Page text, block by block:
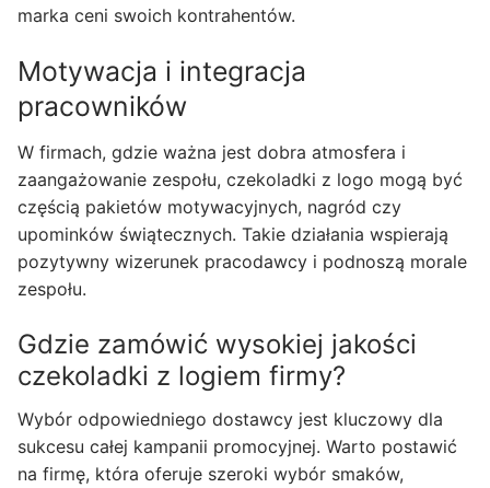
marka ceni swoich kontrahentów.
Motywacja i integracja
pracowników
W firmach, gdzie ważna jest dobra atmosfera i
zaangażowanie zespołu, czekoladki z logo mogą być
częścią pakietów motywacyjnych, nagród czy
upominków świątecznych. Takie działania wspierają
pozytywny wizerunek pracodawcy i podnoszą morale
zespołu.
Gdzie zamówić wysokiej jakości
czekoladki z logiem firmy?
Wybór odpowiedniego dostawcy jest kluczowy dla
sukcesu całej kampanii promocyjnej. Warto postawić
na firmę, która oferuje szeroki wybór smaków,